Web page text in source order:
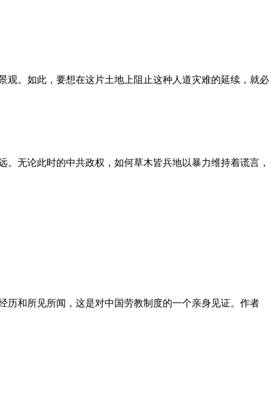
。如此，要想在这片土地上阻止这种人道灾难的延续，就必
无论此时的中共政权，如何草木皆兵地以暴力维持着谎言，
历和所见所闻，这是对中国劳教制度的一个亲身见证。作者